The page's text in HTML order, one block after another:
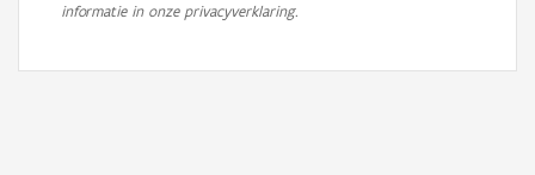
informatie in onze privacyverklaring.